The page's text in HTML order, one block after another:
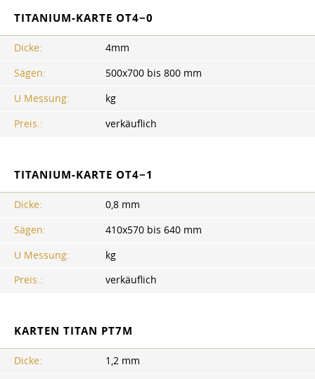
TITANIUM-KARTE OT4−0
Dicke:
4mm
Sägen:
500x700 bis 800 mm
U Messung:
kg
Preis.:
verkäuflich
TITANIUM-KARTE OT4−1
Dicke:
0,8 mm
Sägen:
410x570 bis 640 mm
U Messung:
kg
Preis.:
verkäuflich
KARTEN TITAN PT7M
Dicke:
1,2 mm